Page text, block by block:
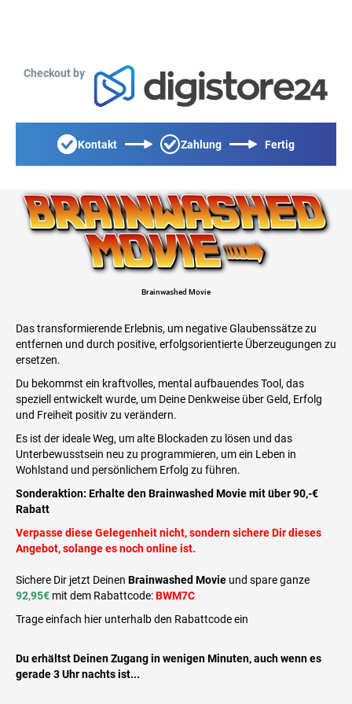
Checkout by
Kontakt Zahlung Fertig
Brainwashed Movie
Das transformierende Erlebnis, um negative Glaubenssätze zu
entfernen und durch positive, erfolgsorientierte Überzeugungen zu
ersetzen.
Du bekommst ein kraftvolles, mental aufbauendes Tool, das
speziell entwickelt wurde, um Deine Denkweise über Geld, Erfolg
und Freiheit positiv zu verändern.
Es ist der ideale Weg, um alte Blockaden zu lösen und das
Unterbewusstsein neu zu programmieren, um ein Leben in
Wohlstand und persönlichem Erfolg zu führen.
Sonderaktion: Erhalte den Brainwashed Movie mit über 90,-€
Rabatt
Verpasse diese Gelegenheit nicht, sondern sichere Dir dieses
Angebot, solange es noch online ist.
Sichere Dir jetzt Deinen Brainwashed Movie und spare ganze
92,95€ mit dem Rabattcode:BWM7C
Trage einfach hier unterhalb den Rabattcode ein
Du erhältst Deinen Zugang in wenigen Minuten, auch wenn es
gerade 3 Uhr nachts ist...